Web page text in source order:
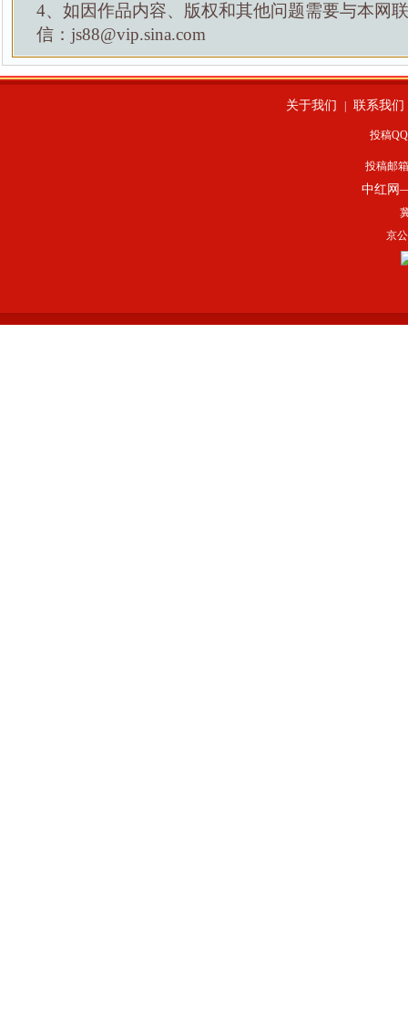
4、如因作品内容、版权和其他问题需要与本网
信：js88@vip.sina.com
关于我们 联系我们
投稿
投稿邮
中红网
京